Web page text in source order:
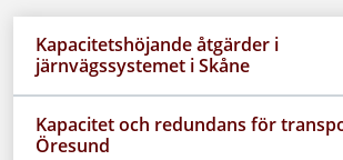
Kapacitetshöjande åtgärder i
järnvägssystemet i Skåne
Kapacitet och redundans för
Öresund